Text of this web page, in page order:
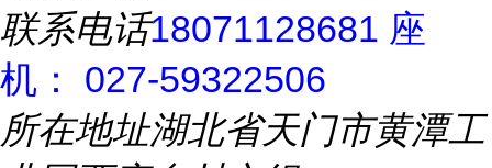
联系电话18071128681 座
机： 027-59322506
所在地址湖北省天门市黄潭工